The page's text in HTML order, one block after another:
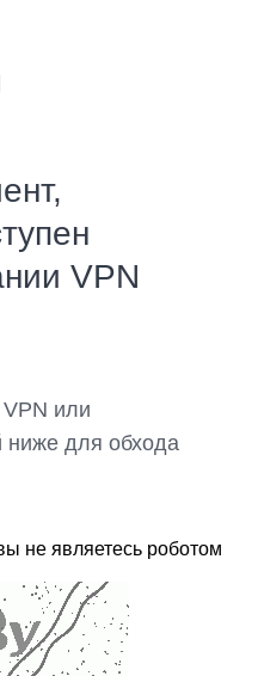
VPN
или
ниже для обхода
не являетесь роботом